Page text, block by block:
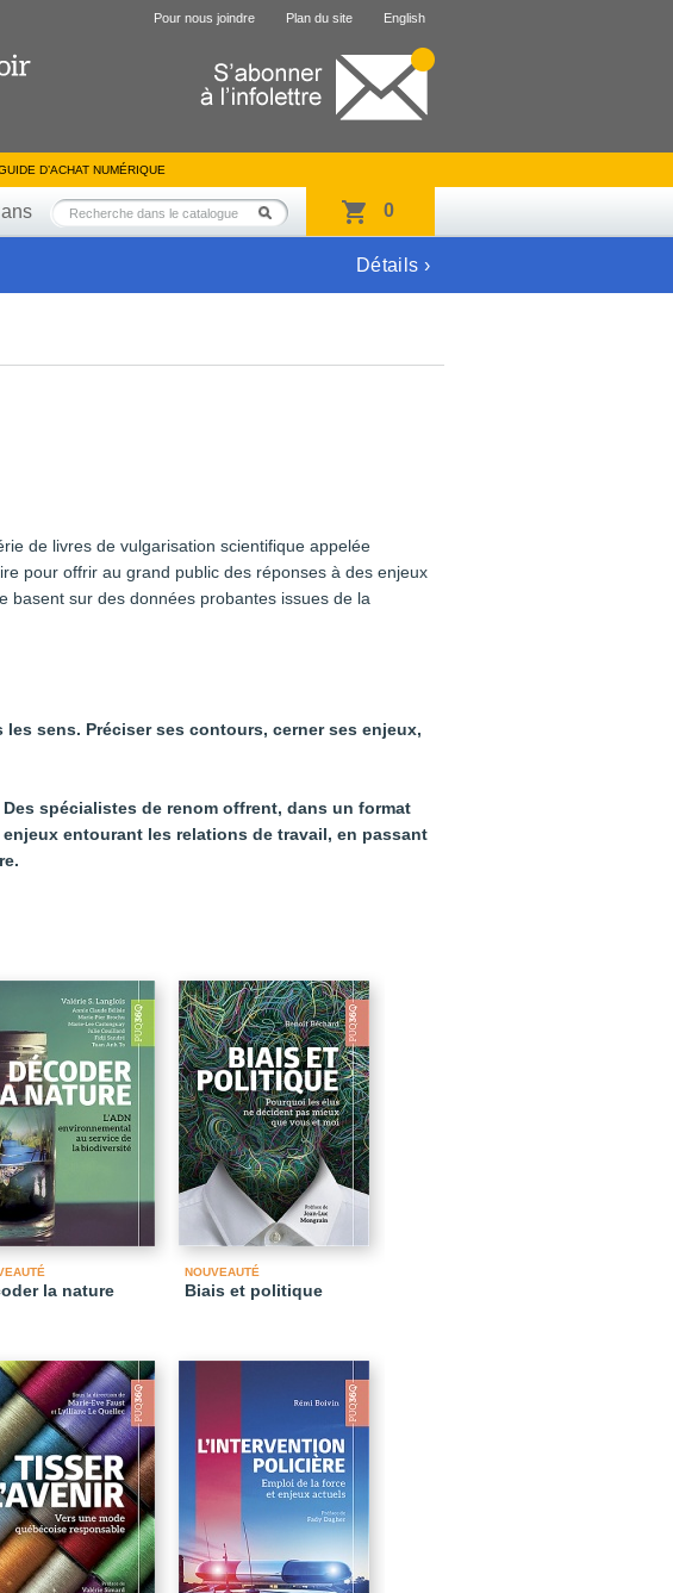
Pour nous joindre Plan du site English
D’ACHAT NUMÉRIQUE
0
Détails ›
de livres de vulgarisation scientifique appelée
pour offrir au grand public des réponses à des enjeux
basent sur des données probantes issues de la
sens. Préciser ses contours, cerner ses enjeux,
spécialistes de renom offrent, dans un format
entourant les relations de travail, en passant
la nature
NOUVEAUTÉ
Biais et politique